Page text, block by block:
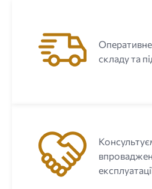
Оперативне
складу та